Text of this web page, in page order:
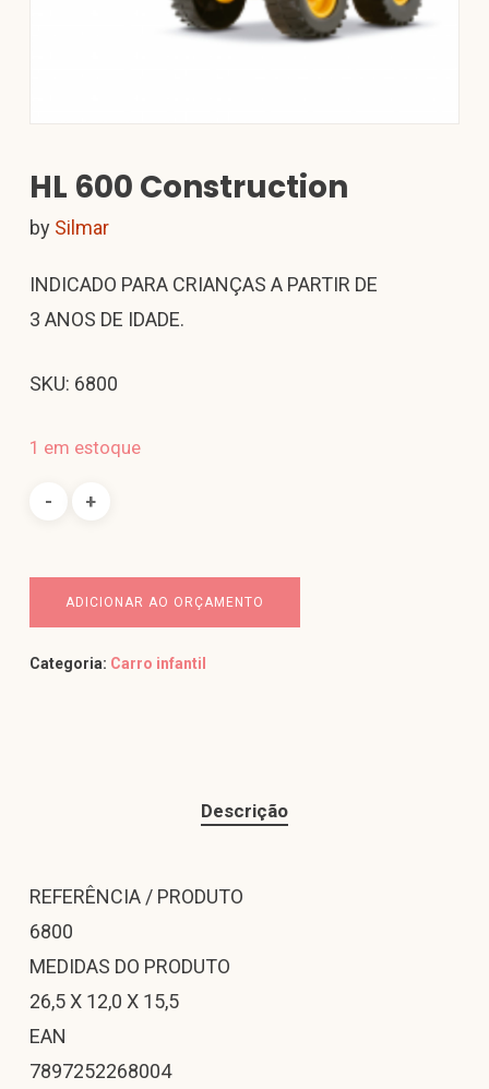
HL 600 Construction
by Silmar
INDICADO PARA CRIANÇAS A PARTIR DE
3 ANOS DE IDADE.
SKU: 6800
1 em estoque
ADICIONAR AO ORÇAMENTO
Categoria: Carro infantil
Descrição
REFERÊNCIA / PRODUTO
6800
MEDIDAS DO PRODUTO
26,5 X 12,0 X 15,5
EAN
7897252268004